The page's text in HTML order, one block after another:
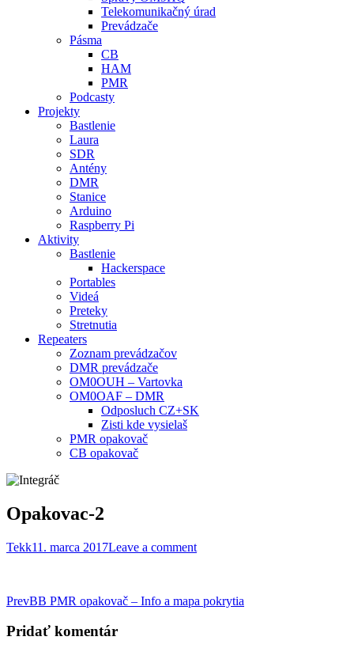
Telekomunikačný úrad
Prevádzače
Pásma
CB
HAM
PMR
Podcasty
Projekty
Bastlenie
Laura
SDR
Antény
DMR
Stanice
Arduino
Raspberry Pi
Aktivity
Bastlenie
Hackerspace
Portables
Videá
Preteky
Stretnutia
Repeaters
Zoznam prevádzačov
DMR prevádzače
OM0OUH – Vartovka
OM0OAF – DMR
Odposluch CZ+SK
Zisti kde vysielaš
PMR opakovač
CB opakovač
Opakovac-2
Tekk11. marca 2017Leave a comment
Post
navigation
PrevBB PMR opakovač – Info a mapa pokrytia
Pridať komentár